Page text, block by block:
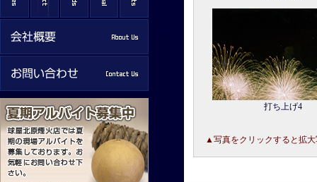
打ち上げ4
▲写真をクリックすると拡